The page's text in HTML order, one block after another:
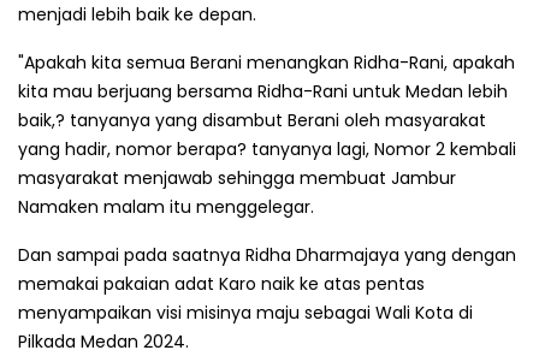
menjadi lebih baik ke depan.
"Apakah kita semua Berani menangkan Ridha-Rani, apakah
kita mau berjuang bersama Ridha-Rani untuk Medan lebih
baik,? tanyanya yang disambut Berani oleh masyarakat
yang hadir, nomor berapa? tanyanya lagi, Nomor 2 kembali
masyarakat menjawab sehingga membuat Jambur
Namaken malam itu menggelegar.
Dan sampai pada saatnya Ridha Dharmajaya yang dengan
memakai pakaian adat Karo naik ke atas pentas
menyampaikan visi misinya maju sebagai Wali Kota di
Pilkada Medan 2024.